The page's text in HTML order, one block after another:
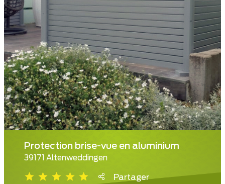
Protection brise-vue en aluminium
39171 Altenweddingen
Partager